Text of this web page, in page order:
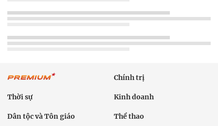
Chính trị
Thời sự Kinh doanh
Dân tộc và Tôn giáo Thể thao